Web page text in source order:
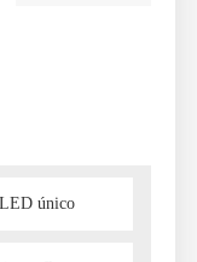
LED único